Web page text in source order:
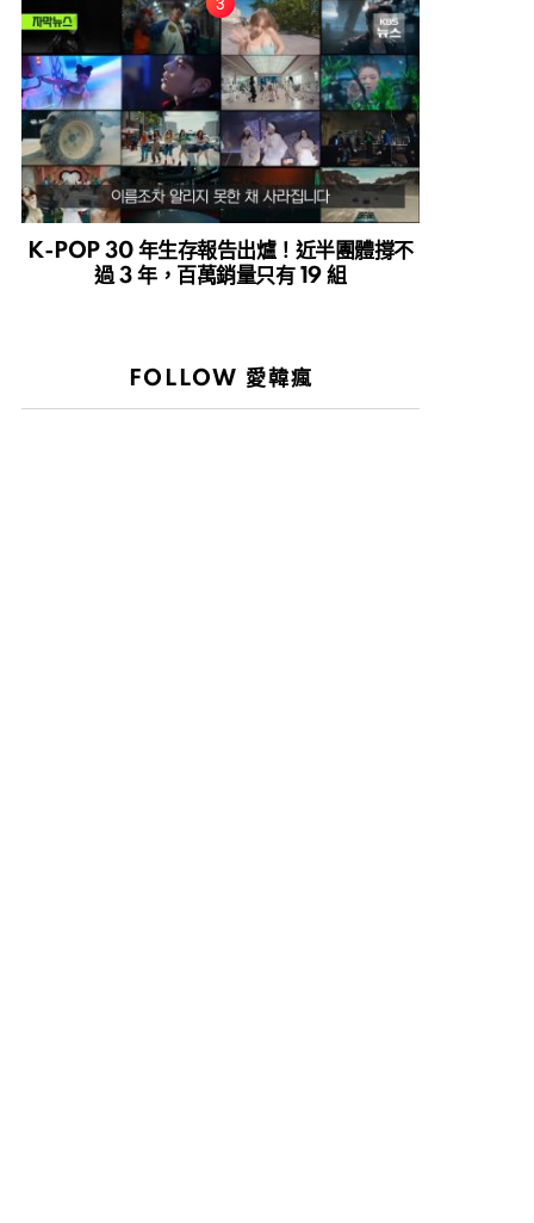
K-POP 30 年生存報告出爐！近半團體撐不
過 3 年，百萬銷量只有 19 組
FOLLOW 愛韓瘋